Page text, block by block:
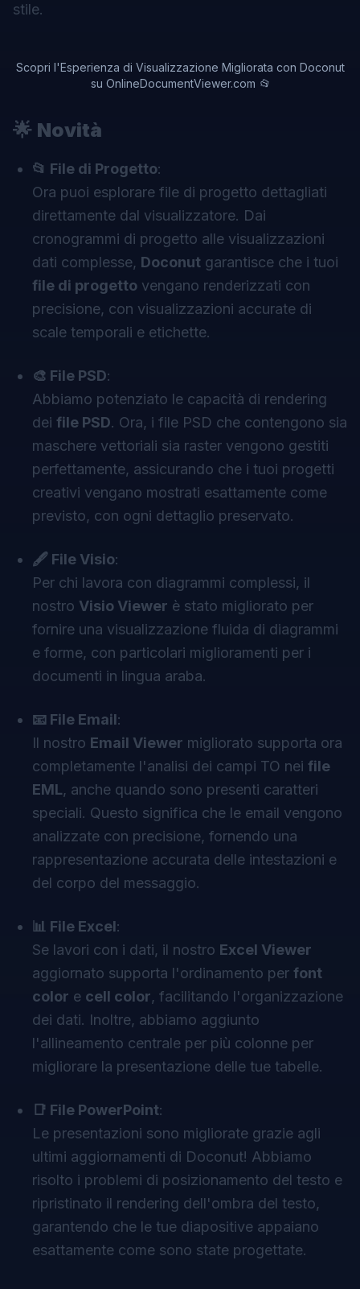
stile.
Scopri l'Esperienza di Visualizzazione Migliorata con Doconut
su OnlineDocumentViewer.com 📂
🌟 Novità
📂 File di Progetto:
Ora puoi esplorare file di progetto dettagliati
direttamente dal visualizzatore. Dai
cronogrammi di progetto alle visualizzazioni
dati complesse, Doconut garantisce che i tuoi
file di progetto vengano renderizzati con
precisione, con visualizzazioni accurate di
scale temporali e etichette.
🎨 File PSD:
Abbiamo potenziato le capacità di rendering
dei file PSD. Ora, i file PSD che contengono sia
maschere vettoriali sia raster vengono gestiti
perfettamente, assicurando che i tuoi progetti
creativi vengano mostrati esattamente come
previsto, con ogni dettaglio preservato.
🖋 File Visio:
Per chi lavora con diagrammi complessi, il
nostro Visio Viewer è stato migliorato per
fornire una visualizzazione fluida di diagrammi
e forme, con particolari miglioramenti per i
documenti in lingua araba.
📧 File Email:
Il nostro Email Viewer migliorato supporta ora
completamente l'analisi dei campi TO nei file
EML, anche quando sono presenti caratteri
speciali. Questo significa che le email vengono
analizzate con precisione, fornendo una
rappresentazione accurata delle intestazioni e
del corpo del messaggio.
📊 File Excel:
Se lavori con i dati, il nostro Excel Viewer
aggiornato supporta l'ordinamento per font
color e cell color, facilitando l'organizzazione
dei dati. Inoltre, abbiamo aggiunto
l'allineamento centrale per più colonne per
migliorare la presentazione delle tue tabelle.
📑 File PowerPoint:
Le presentazioni sono migliorate grazie agli
ultimi aggiornamenti di Doconut! Abbiamo
risolto i problemi di posizionamento del testo e
ripristinato il rendering dell'ombra del testo,
garantendo che le tue diapositive appaiano
esattamente come sono state progettate.